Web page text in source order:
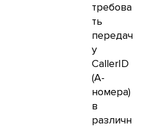
требова
ть
передач
у
CallerID
(А-
номера)
в
различн